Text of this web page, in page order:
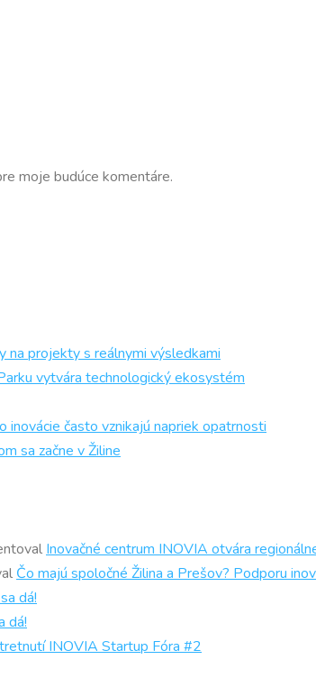
moje budúce komentáre.
na projekty s reálnymi výsledkami
vytvára technologický ekosystém
často vznikajú napriek opatrnosti
sa začne v Žiline
Inovačné centrum INOVIA otvára
Čo majú spoločné Žilina a Prešov? Podporu
dá!
dá!
INOVIA Startup Fóra #2